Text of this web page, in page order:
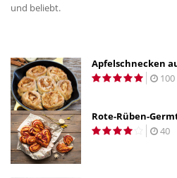
und beliebt.
Apfelschnecken
100
Rote-Rüben-
40